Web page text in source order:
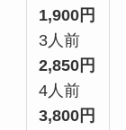
1,900円
3人前
2,850円
4人前
3,800円